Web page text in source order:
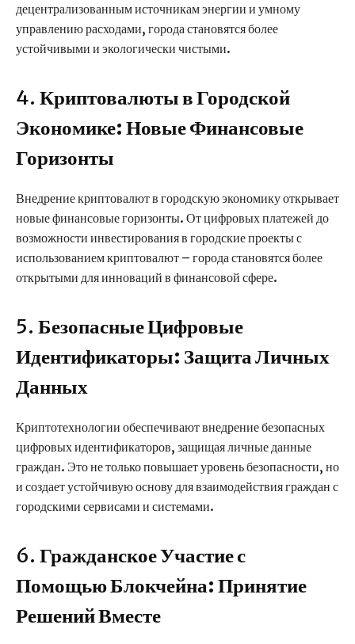
децентрализованным источникам энергии и умному
управлению расходами, города становятся более
устойчивыми и экологически чистыми.
4. Криптовалюты в Городской
Экономике: Новые Финансовые
Горизонты
Внедрение криптовалют в городскую экономику открывает
новые финансовые горизонты. От цифровых платежей до
возможности инвестирования в городские проекты с
использованием криптовалют – города становятся более
открытыми для инноваций в финансовой сфере.
5. Безопасные Цифровые
Идентификаторы: Защита Личных
Данных
Криптотехнологии обеспечивают внедрение безопасных
цифровых идентификаторов, защищая личные данные
граждан. Это не только повышает уровень безопасности, но
и создает устойчивую основу для взаимодействия граждан с
городскими сервисами и системами.
6. Гражданское Участие с
Помощью Блокчейна: Принятие
Решений Вместе